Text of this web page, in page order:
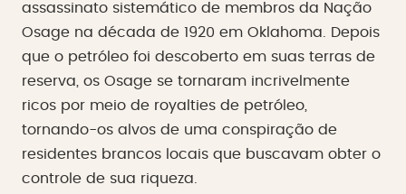
assassinato sistemático de membros da Nação
Osage na década de 1920 em Oklahoma. Depois
que o petróleo foi descoberto em suas terras de
reserva, os Osage se tornaram incrivelmente
ricos por meio de royalties de petróleo,
tornando-os alvos de uma conspiração de
residentes brancos locais que buscavam obter o
controle de sua riqueza.